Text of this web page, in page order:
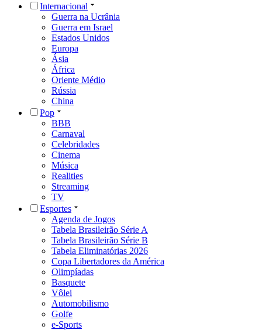
Internacional
Guerra na Ucrânia
Guerra em Israel
Estados Unidos
Europa
Ásia
África
Oriente Médio
Rússia
China
Pop
BBB
Carnaval
Celebridades
Cinema
Música
Realities
Streaming
TV
Esportes
Agenda de Jogos
Tabela Brasileirão Série A
Tabela Brasileirão Série B
Tabela Eliminatórias 2026
Copa Libertadores da América
Olimpíadas
Basquete
Vôlei
Automobilismo
Golfe
e-Sports